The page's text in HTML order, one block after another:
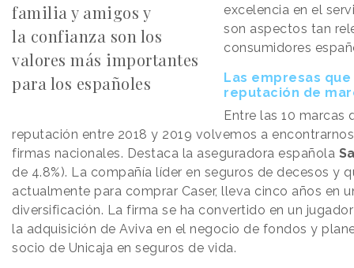
familia y amigos y
la confianza son los
valores más importantes
para los españoles
excelencia en el
son aspectos tan
consumidores
Las empresas
reputación de
Entre las 10 marcas
reputación entre 2018 y 2019 volvemos a
firmas nacionales. Destaca la aseguradora española
de 4.8%). La compañía líder en seguros de decesos y
actualmente para comprar Caser, lleva cinco años en
diversificación. La firma se ha convertido en un
la adquisición de Aviva en el negocio de fondos y
socio de Unicaja en seguros de vida.